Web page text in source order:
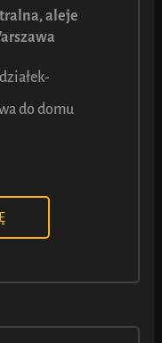
aleje
do domu